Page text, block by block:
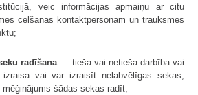
veic informācijas apmaiņu ar citu
celšanas kontaktpersonām un trauksmes
radīšana— tieša vai netieša darbība vai
izraisa vai var izraisīt nelabvēlīgas sekas,
šādas sekas radīt;